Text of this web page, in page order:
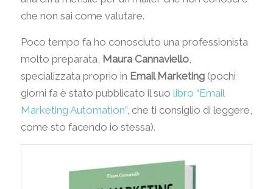
che non sai come valutare.
Poco tempo fa ho conosciuto una professionista
molto preparata, Maura Cannaviello,
specializzata proprio in Email Marketing(pochi
giorni fa è stato pubblicato il suo libro “Email
Marketing Automation”, che ti consiglio di leggere,
come sto facendo io stessa).